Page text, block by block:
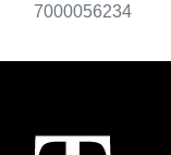
7000056234